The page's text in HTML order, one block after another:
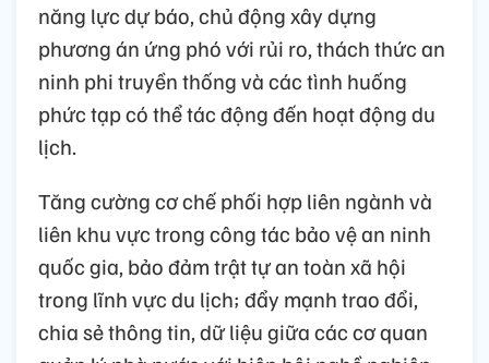
năng lực dự báo, chủ động xây dựng
phương án ứng phó với rủi ro, thách thức an
ninh phi truyền thống và các tình huống
phức tạp có thể tác động đến hoạt động du
lịch.
Tăng cường cơ chế phối hợp liên ngành và
liên khu vực trong công tác bảo vệ an ninh
quốc gia, bảo đảm trật tự an toàn xã hội
trong lĩnh vực du lịch; đẩy mạnh trao đổi,
chia sẻ thông tin, dữ liệu giữa các cơ quan